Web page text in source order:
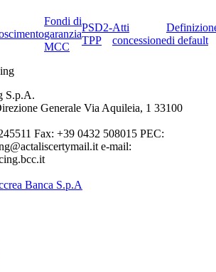
Fondi di
garanzia
MCC
PSD2-
TPP
Atti
concessionedi default
S.p.A.
Generale Via Aquileia, 1 33100
Fax: +39 0432 508015 PEC:
e-mail:
Banca S.p.A